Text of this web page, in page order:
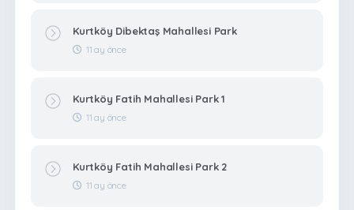
Kurtköy Dibektaş Mahallesi Park
11 ay önce
Kurtköy Fatih Mahallesi Park 1
11 ay önce
Kurtköy Fatih Mahallesi Park 2
11 ay önce